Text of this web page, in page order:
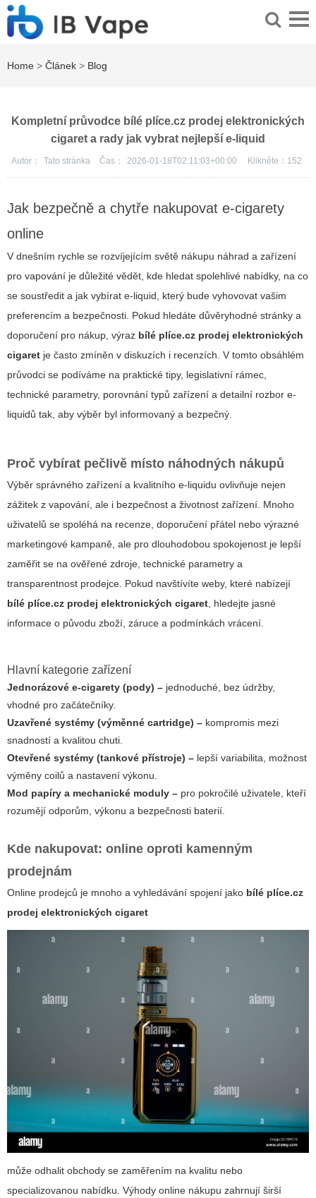
Home > Článek > Blog
Kompletní průvodce bílé plíce.cz prodej elektronických
cigaret a rady jak vybrat nejlepší e-liquid
Autor： Tato stránka Čas： 2026-01-18T02:11:03+00:00 Klikněte： 152
Jak bezpečně a chytře nakupovat e-cigarety
online
V dnešním rychle se rozvíjejícím světě nákupu náhrad a zařízení
pro vapování je důležité vědět, kde hledat spolehlivé nabídky, na co
se soustředit a jak vybírat e-liquid, který bude vyhovovat vašim
preferencím a bezpečnosti. Pokud hledáte důvěryhodné stránky a
doporučení pro nákup, výraz bílé plíce.cz prodej elektronických
cigaret je často zmíněn v diskuzích i recenzích. V tomto obsáhlém
průvodci se podíváme na praktické tipy, legislativní rámec,
technické parametry, porovnání typů zařízení a detailní rozbor e-
liquidů tak, aby výběr byl informovaný a bezpečný.
Proč vybírat pečlivě místo náhodných nákupů
Výběr správného zařízení a kvalitního e-liquidu ovlivňuje nejen
zážitek z vapování, ale i bezpečnost a životnost zařízení. Mnoho
uživatelů se spoléhá na recenze, doporučení přátel nebo výrazné
marketingové kampaně, ale pro dlouhodobou spokojenost je lepší
zaměřit se na ověřené zdroje, technické parametry a
transparentnost prodejce. Pokud navštívíte weby, které nabízejí
bílé plíce.cz prodej elektronických cigaret, hledejte jasné
informace o původu zboží, záruce a podmínkách vrácení.
Hlavní kategorie zařízení
Jednorázové e-cigarety (pody) – jednoduché, bez údržby,
vhodné pro začátečníky.
Uzavřené systémy (výměnné cartridge) – kompromis mezi
snadností a kvalitou chuti.
Otevřené systémy (tankové přístroje) – lepší variabilita, možnost
výměny coilů a nastavení výkonu.
Mod papíry a mechanické moduly – pro pokročilé uživatele, kteří
rozumějí odporům, výkonu a bezpečnosti baterií.
Kde nakupovat: online oproti kamenným
prodejnám
Online prodejců je mnoho a vyhledávání spojení jako bílé plíce.cz
prodej elektronických cigaret
může odhalit obchody se zaměřením na kvalitu nebo
specializovanou nabídku. Výhody online nákupu zahrnují širší